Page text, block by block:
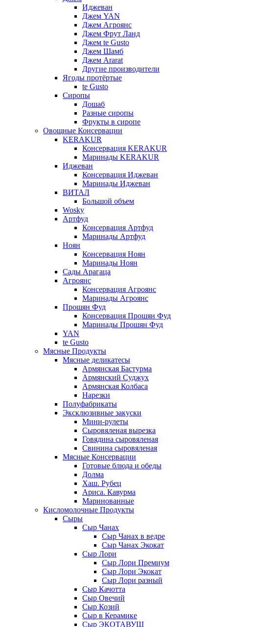
Иджеван
Джем YAN
Джем Агроянс
Джем Фрут Ланд
Джем te Gusto
Джем Шамб
Джем Ararat
Другие производители
Ягоды протёртые
te Gusto
Сиропы
Дошаб
Разные сиропы
Фрукты в сиропе
Овощные Консервации
KERAKUR
Консервация KERAKUR
Маринады KERAKUR
Иджеван
Консервация Иджеван
Маринады Иджеван
ВИТАЛ
Большой объем
Wosky
Артфуд
Консервация Артфуд
Маринады Артфуд
Ноян
Консервация Ноян
Маринады Ноян
Сады Арагаца
Агроянс
Консервация Агроянс
Маринады Агроянс
Прошян Фуд
Консервация Прошян Фуд
Маринады Прошян Фуд
YAN
te Gusto
Мясные Продукты
Мясные деликатесы
Армянская Бастурма
Армянский Суджух
Армянская Колбаса
Нарезки
Полуфабрикаты
Эксклюзивные закуски
Мини-рулеты
Сыровяленая вырезка
Говядина сыровяленая
Свинина сыровяленая
Мясные Консервации
Готовые блюда и обеды
Долма
Хаш. Рубец
Ариса. Кавурма
Маринованные
Кисломолочные Продукты
Сыры
Сыр Чанах
Сыр Чанах в ведре
Сыр Чанах Экокат
Сыр Лори
Сыр Лори Премиум
Сыр Лори Экокат
Сыр Лори разный
Сыр Качотта
Сыр Овечий
Сыр Козий
Сыр в Керамике
Сыр ЭКОТАВУШ